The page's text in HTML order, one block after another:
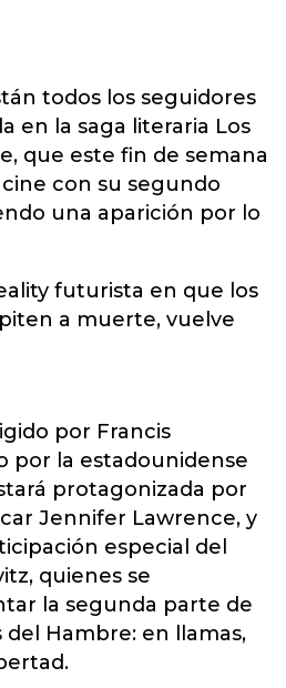
todos los seguidores
en la saga literaria Los
que este fin de semana
cine con su segundo
una aparición por lo
futurista en que los
a muerte, vuelve
por Francis
por la estadounidense
protagonizada por
Jennifer Lawrence, y
especial del
quienes se
la segunda parte de
del Hambre: en llamas,